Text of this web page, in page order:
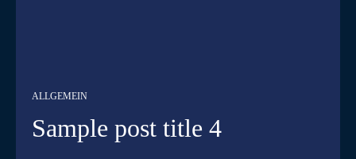
ALLGEMEIN
Sample post title 4